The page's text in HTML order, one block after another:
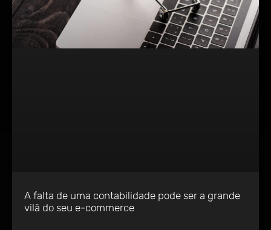
A falta de uma contabilidade pode ser a grande
vilã do seu e-commerce